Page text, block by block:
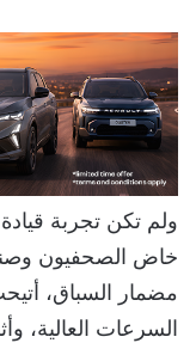
ولم تكن تجربة قيادة
خاض الصحفيون
مضمار السباق،
السرعات العالية،